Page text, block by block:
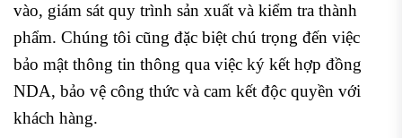
vào, giám sát quy trình sản xuất và kiểm tra thành
phẩm. Chúng tôi cũng đặc biệt chú trọng đến việc
bảo mật thông tin thông qua việc ký kết hợp đồng
NDA, bảo vệ công thức và cam kết độc quyền với
khách hàng.